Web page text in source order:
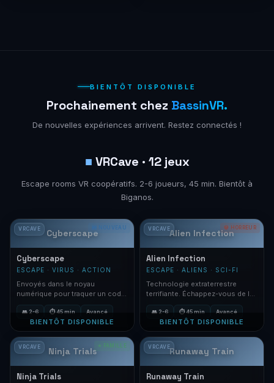
BIENTÔT DISPONIBLE
Prochainement chez BassinVR.
De nouvelles expériences arrivent. Restez connectés !
■ VRCave · 12 jeux
Escape rooms VR coopératifs. 2-6 joueurs, 45 min. Bientôt à
Biganos.
Cyberscape
VRCAVE 🆕 NOUVEAU
Cyberscape
ESCAPE · VIRUS · ACTION
Envoyés dans le noyau
numérique pour traquer un code
malveillant. Tunnels de données
corrompus.
👥 2-6 ⏱ 45 min Avancé
BIENTÔT DISPONIBLE
Alien Infection
VRCAVE 💀 HORREUR
Alien Infection
ESCAPE · ALIENS · SCI-FI
Technologie extraterrestre
terrifiante. Échappez-vous de la
soucoupe avant l'Infection
Alien.
👥 2-6 ⏱ 45 min Avancé
BIENTÔT DISPONIBLE
Ninja Trials
VRCAVE ⭐ FAMILLE
Ninja Trials
Runaway Train
VRCAVE
Runaway Train